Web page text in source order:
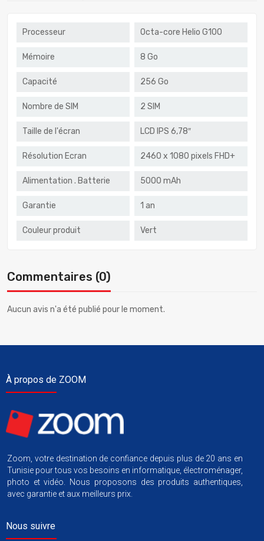
Processeur Octa-core Helio G100
Mémoire 8 Go
Capacité 256 Go
Nombre de SIM 2 SIM
Taille de l'écran LCD IPS 6,78″
Résolution Ecran 2460 x 1080 pixels FHD+
Alimentation . Batterie 5000 mAh
Garantie 1 an
Couleur produit Vert
Commentaires (0)
Aucun avis n'a été publié pour le moment.
À propos de ZOOM
Zoom, votre destination de confiance depuis plus de 20 ans en
Tunisie pour tous vos besoins en informatique, électroménager,
photo et vidéo. Nous proposons des produits authentiques,
avec garantie et aux meilleurs prix.
Nous suivre